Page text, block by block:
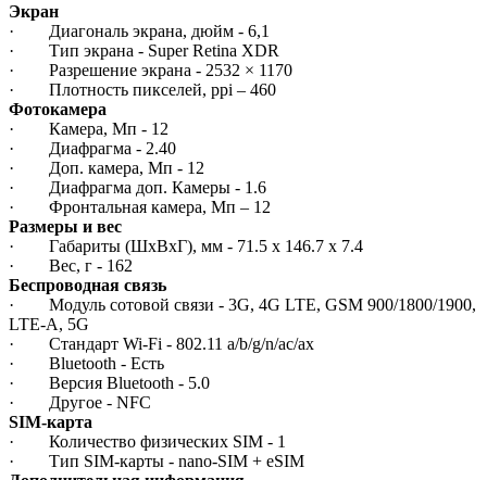
Экран
· Диагональ экрана, дюйм - 6,1
· Тип экрана - Super Retina XDR
· Разрешение экрана - 2532 × 1170
· Плотность пикселей, ppi – 460
Фотокамера
· Камера, Мп - 12
· Диафрагма - 2.40
· Доп. камера, Мп - 12
· Диафрагма доп. Камеры - 1.6
· Фронтальная камера, Мп – 12
Размеры и вес
· Габариты (ШxВxГ), мм - 71.5 x 146.7 x 7.4
· Вес, г - 162
Беспроводная связь
· Модуль сотовой связи - 3G, 4G LTE, GSM 900/1800/1900,
LTE-A, 5G
· Стандарт Wi-Fi - 802.11 a/b/g/n/ac/ax
· Bluetooth - Есть
· Версия Bluetooth - 5.0
· Другое - NFC
SIM-карта
· Количество физических SIM - 1
· Тип SIM-карты - nano-SIM + eSIM